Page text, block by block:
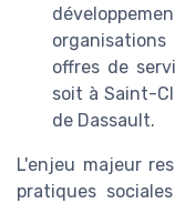
offres de
soit à Saint-
de Dassault.
L'enjeu majeur
pratiques